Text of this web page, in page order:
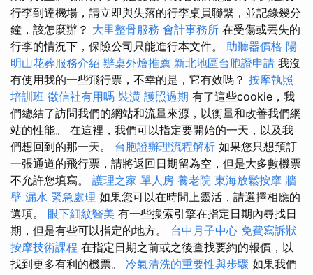
行李到達機場，請立即與失落的行李桌員聯繫，並記錄幾分
鐘，該怎麼辦？ 大里整骨服務 會計事務所 在受傷或丟失的
行李的情況下，保險公司只能進行本文件。 助聽器價格 陽
明山花葬服務介紹 辦桌外燴推薦 新北地區台胞證申請 我沒
有使用我的一些飛行票，不幸的是，它有效嗎？ 按摩執照
培訓班 徵信社有用嗎 裝潢 護照過期 有了這些cookie，我
們總結了訪問我們的網站和流量來源，以衡量和改善我們網
站的性能。 在這裡，我們可以指定要開始的一天，以及我
們想回到的那一天。 台胞證辦理流程解析 如果您只想預訂
一張通道的飛行票，請將返回日期留為空，但是大多數機票
不允許您填寫。 護理之家 單人房 養老院 東海放鬆按摩 牆
壁 漏水 緊急處理 如果您可以在時間上靈活，請選擇相應的
選項。 眼下細紋醫美 有一些搜索引擎在指定日期內尋找日
期，但是有些可以指定的地方。 台中月子中心 免費寫訴狀
按摩技術課程 在指定日期之前或之後查找要約的報價，以
找到更多有利的機票。 冷氣清洗的重要性與步驟 如果我們